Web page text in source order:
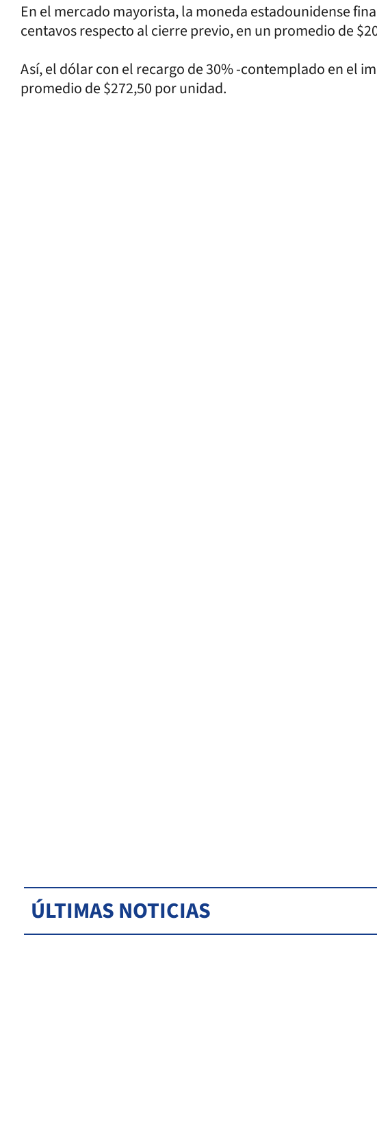
En el mercado mayorista, la moneda estadounidense
centavos respecto al cierre previo, en un promedio de
Así, el dólar con el recargo de 30% -contemplado en el
promedio de $272,50 por unidad.
ÚLTIMAS NOTICIAS